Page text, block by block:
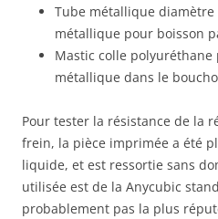
Tube métallique
métallique pour boisson
Mastic colle
métallique dans le
Pour tester la résistance de la
frein, la pièce imprimée a été
liquide, et est ressortie sans
utilisée est de la Anycubic
probablement pas la plus